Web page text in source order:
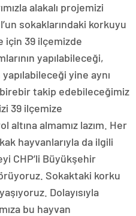
alakalı projemizi
sokaklarındaki korkuyu
için 39 ilçemizde
yapılabileceği,
yine aynı
takip edebileceğimiz
39 ilçemize
altına almamız lazım. Her
hayvanlarıyla da ilgili
CHP’li Büyükşehir
Sokaktaki korku
Dolayısıyla
bu hayvan